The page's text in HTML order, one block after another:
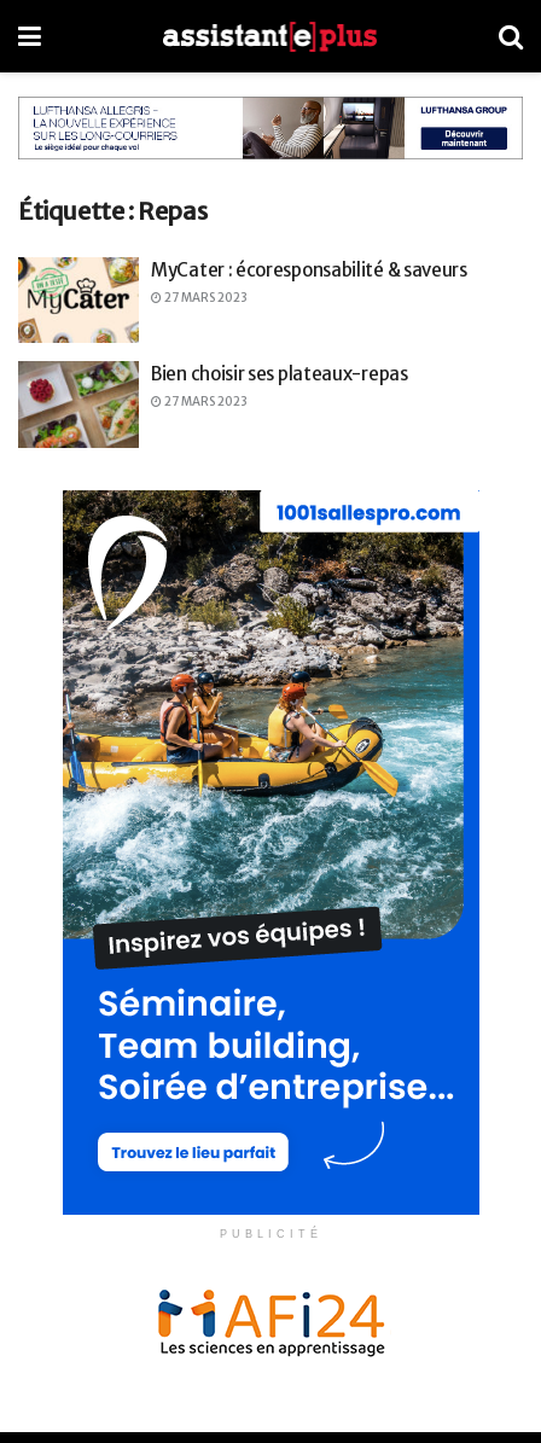
Étiquette : Repas
MyCater : écoresponsabilité & saveurs
27 MARS 2023
Bien choisir ses plateaux-repas
27 MARS 2023
PUBLICITÉ